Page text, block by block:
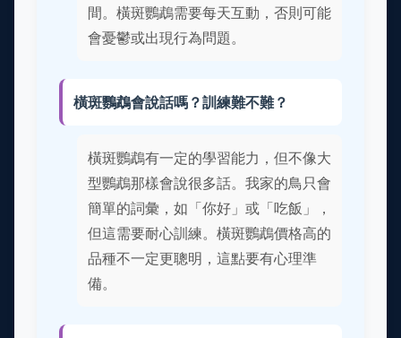
間。橫斑鸚鵡需要每天互動，否則可能
會憂鬱或出現行為問題。
橫斑鸚鵡會說話嗎？訓練難不難？
橫斑鸚鵡有一定的學習能力，但不像大
型鸚鵡那樣會說很多話。我家的鳥只會
簡單的詞彙，如「你好」或「吃飯」，
但這需要耐心訓練。橫斑鸚鵡價格高的
品種不一定更聰明，這點要有心理準
備。